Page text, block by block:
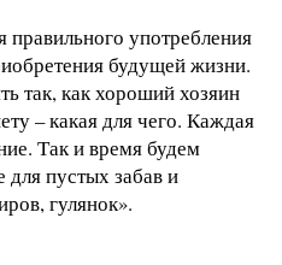
употребления
будущей жизни.
так, как хороший хозяин
– какая для чего. Каждая
Так и время будем
для пустых забав и
гулянок».